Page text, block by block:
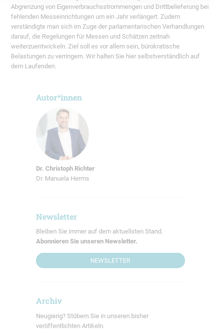
Abgrenzung von Eigenverbrauchsstrommengen und Drittbelieferung bei
fehlenden Messeinrichtungen um ein Jahr verlängert. Zudem
verständigte man sich im Zuge der parlamentarischen Verhandlungen
darauf, die Regelungen für Messen und Schätzen zeitnah
weiterzuentwickeln. Ziel soll es vor allem sein, bürokratische
Belastungen zu verringern. Wir halten Sie hier selbstverständlich auf
dem Laufenden.
Autor*innen
Dr. Christoph Richter
Dr. Manuela Herms
Newsletter
Bleiben Sie immer auf dem aktuellsten Stand.
Abonnieren Sie unseren Newsletter.
NEWSLETTER
Archiv
Neugierig? Stöbern Sie in unseren bisher
veröffentlichten Artikeln.